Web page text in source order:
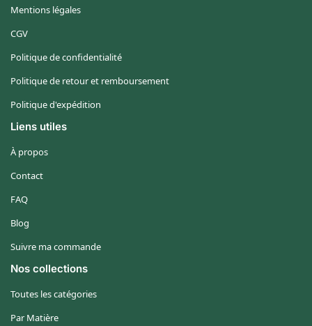
Mentions légales
CGV
Politique de confidentialité
Politique de retour et remboursement
Politique d'expédition
Liens utiles
À propos
Contact
FAQ
Blog
Suivre ma commande
Nos collections
Toutes les catégories
Par Matière